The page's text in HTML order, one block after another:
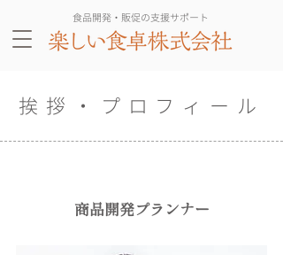
食品開発・販促の支援サポート
挨拶・​プロフィール
商品開発プランナー